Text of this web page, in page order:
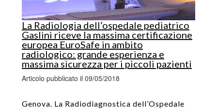
La Radiologia dell’ospedale pediatrico
Gaslini riceve la massima certificazione
europea EuroSafe in ambito
radiologico: grande esperienza e
massima sicurezza per i piccoli pazienti
Articolo pubblicato il 09/05/2018
Genova. La Radiodiagnostica dell’Ospedale